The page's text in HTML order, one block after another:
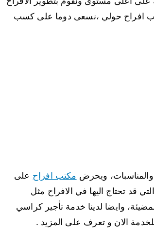
افراح حولي ،نسعى دوما على كسب
والمناسبات، ويحرض مكتب افراح على
قد تحتاج اليها في الافراح مثل
وايضا لدينا خدمة تأجير كراسي
الان و تعرف على المزيد .